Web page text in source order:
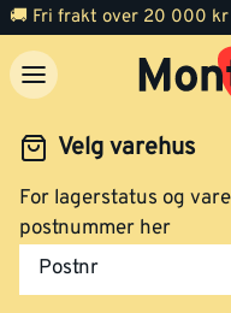
Velg varehus
For lagerstatus og
postnummer her
Postnr
Byggevarer